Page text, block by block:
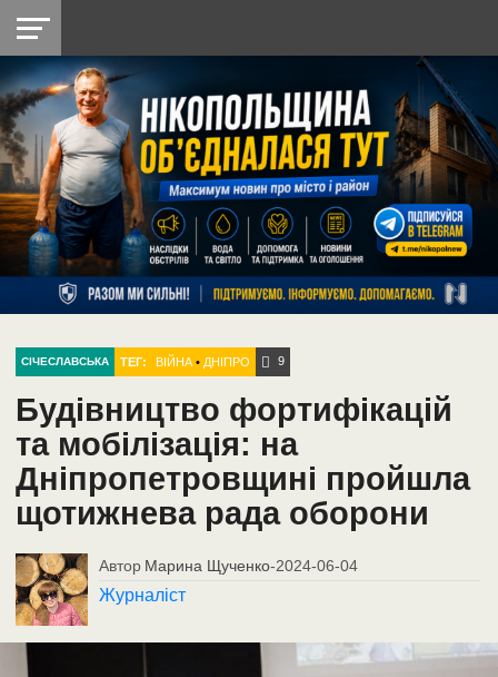
НІКОПОЛЬ
РАЙОН
СІЧЕСЛАВСЬКА
УКРАЇНА
РЕТРО
НІКОПОЛЬ
ЛАЙТ
УКРАЇНА
ДОПОМОГА
РАДІО
СІЧЕСЛАВСЬКА ТЕГ: ВІЙНА • ДНІПРО 9
Будівництво фортифікацій
та мобілізація: на
Дніпропетровщині пройшла
щотижнева рада оборони
Автор Марина Щученко-2024-06-04
Журналіст